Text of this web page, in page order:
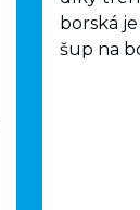
borská
šup na